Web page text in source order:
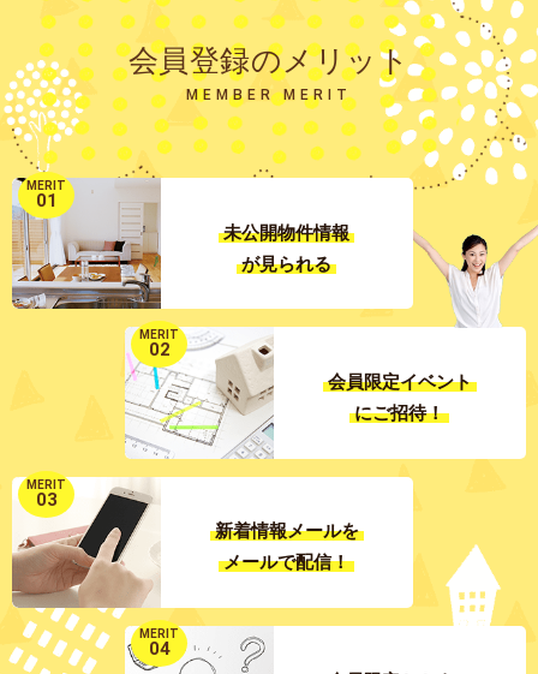
会員登録のメリット
MEMBER MERIT
MERIT
01
未公開物件情報
が見られる
MERIT
02
会員限定イベント
にご招待！
MERIT
03
新着情報メールを
メールで配信！
MERIT
04